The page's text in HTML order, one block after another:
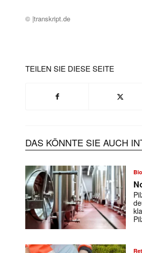
© |transkript.de
TEILEN SIE DIESE SEITE
DAS KÖNNTE SIE AUCH